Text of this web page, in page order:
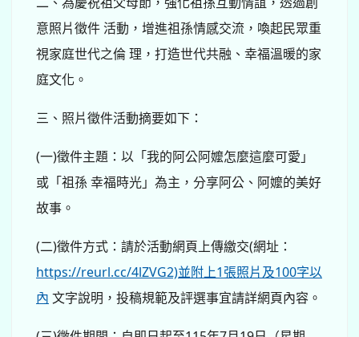
意照片徵件 活動，增進祖孫情感交流，喚起民眾重
視家庭世代之倫 理，打造世代共融、幸福溫暖的家
庭文化。
三、照片徵件活動摘要如下：
(一)徵件主題：以「我的阿公阿嬤怎麼這麼可愛」
或「祖孫 幸福時光」為主，分享阿公、阿嬤的美好
故事。
(二)徵件方式：請於活動網頁上傳繳交(網址：
https://reurl.cc/4lZVG2)並附上1張照片及100字以
內 文字說明，投稿規範及評選事宜請詳網頁內容。